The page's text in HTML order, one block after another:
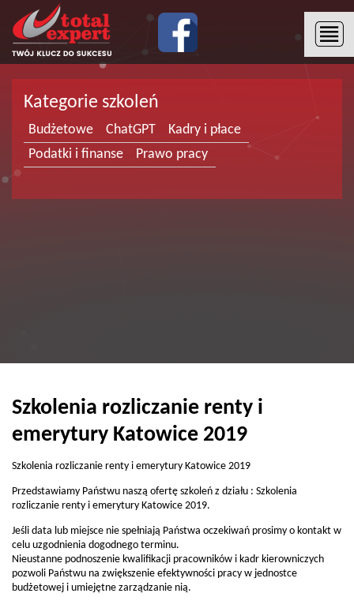
Kategorie szkoleń
Budżetowe ChatGPT
Kadry i płace
Podatki i finanse
Prawo pracy
Szkolenia rozliczanie renty i
emerytury Katowice 2019
Szkolenia rozliczanie renty i emerytury Katowice 2019
Przedstawiamy Państwu naszą ofertę szkoleń z działu : Szkolenia
rozliczanie renty i emerytury Katowice 2019.
Jeśli data lub miejsce nie spełniają Państwa oczekiwań prosimy o kontakt w
celu uzgodnienia dogodnego terminu.
Nieustanne podnoszenie kwalifikacji pracowników i kadr kierowniczych
pozwoli Państwu na zwiększenie efektywności pracy w jednostce
budżetowej i umiejętne zarządzanie nią.